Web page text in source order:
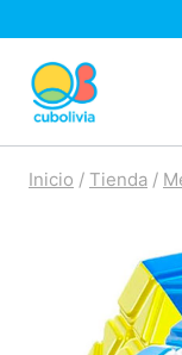
contenido
Inicio / Tienda /